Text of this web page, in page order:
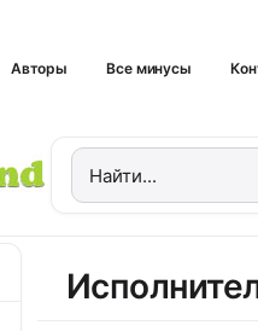
Авторы Все минусы